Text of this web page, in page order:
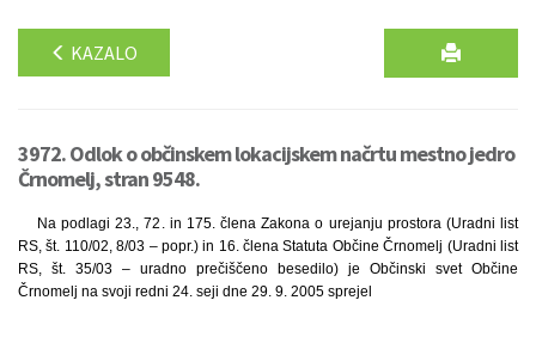
KAZALO
3972. Odlok o občinskem lokacijskem načrtu mestno jedro
Črnomelj, stran 9548.
Na podlagi 23., 72. in 175. člena Zakona o urejanju prostora (Uradni list
RS, št. 110/02, 8/03 – popr.) in 16. člena Statuta Občine Črnomelj (Uradni list
RS, št. 35/03 – uradno prečiščeno besedilo) je Občinski svet Občine
Črnomelj na svoji redni 24. seji dne 29. 9. 2005 sprejel